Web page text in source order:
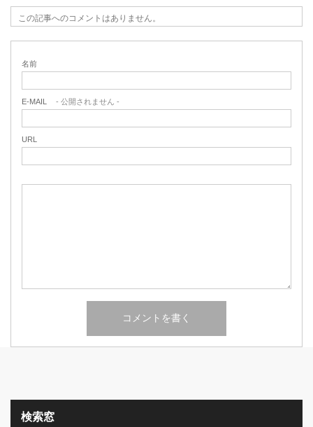
この記事へのコメントはありません。
名前
E-MAIL - 公開されません -
URL
検索窓